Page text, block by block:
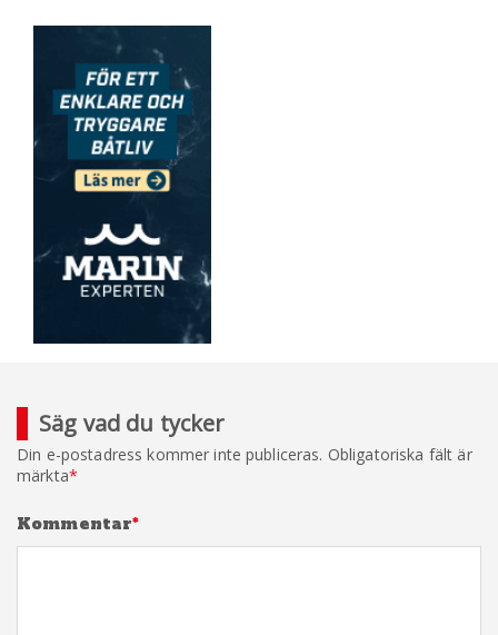
Säg vad du tycker
Din e-postadress kommer inte publiceras. Obligatoriska fält är
märkta*
Kommentar*